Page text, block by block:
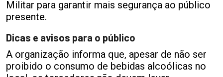
Militar para garantir mais segurança ao público
presente.
Dicas e avisos para o público
A organização informa que, apesar de não ser
proibido o consumo de bebidas alcoólicas no